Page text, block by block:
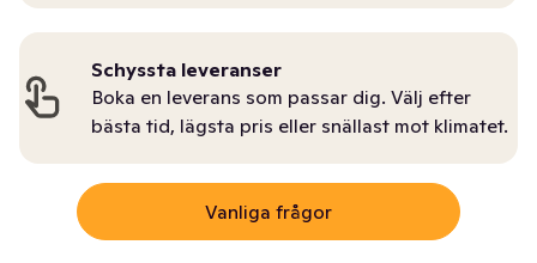
Schyssta leveranser
Boka en leverans som passar dig. Välj efter
bästa tid, lägsta pris eller snällast mot klimatet.
Vanliga frågor